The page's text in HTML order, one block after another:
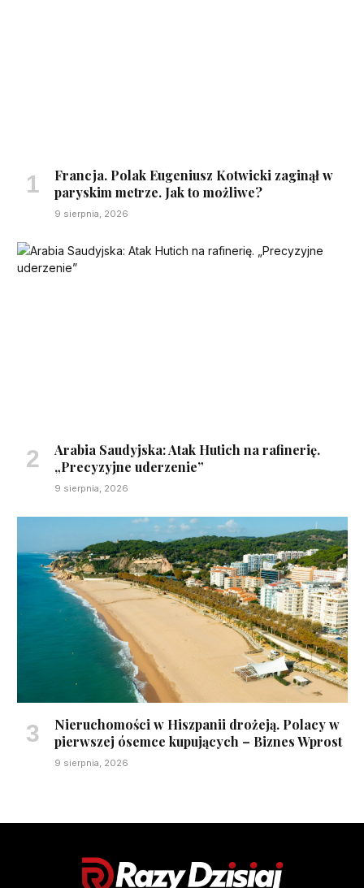
Francja. Polak Eugeniusz Kotwicki zaginął w
paryskim metrze. Jak to możliwe?
9 sierpnia, 2026
Arabia Saudyjska: Atak Hutich na rafinerię.
„Precyzyjne uderzenie”
9 sierpnia, 2026
Nieruchomości w Hiszpanii drożeją. Polacy w
pierwszej ósemce kupujących – Biznes Wprost
9 sierpnia, 2026